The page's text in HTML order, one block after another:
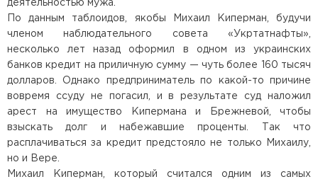
деятельностью мужа.
По данным таблоидов, якобы Михаил Киперман, будучи
членом наблюдательного совета «Укртатнафты»,
несколько лет назад оформил в одном из украинских
банков кредит на приличную сумму — чуть более 160 тысяч
долларов. Однако предприниматель по какой-то причине
вовремя ссуду не погасил, и в результате суд наложил
арест на имущество Кипермана и Брежневой, чтобы
взыскать долг и набежавшие проценты. Так что
расплачиваться за кредит предстояло не только Михаилу,
но и Вере.
Михаил Киперман, который считался одним из самых